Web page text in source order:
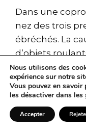
Dans une
nez des trois
ébréchés. La
d’objets
patch béton
inox. Coffrage
de journée,
Résultat : plus
Nous utilisons des
expérience sur notre
Vous pouvez en
les désactiver dans les
Accepter